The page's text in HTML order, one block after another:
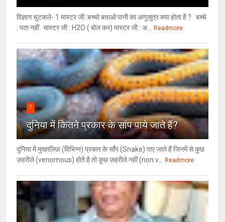
विज्ञान चुटकले- 1 मास्टर जी :बच्चो बताओ पानी का अणुसूत्र क्या होता है ? बच्चे
: पता नहीं मास्टर जी : H2O ( बोल कर) मास्टर जी : अ...
Readmore
7
दुनिया में कितने प्रकार के सांप पाये जाते हैं?
दुनिया में मुख्तलिफ़ (विभिन्न) प्रकार के साँप (Snake) पाए जाते हैं जिनमें से कुछ
ज़हरीले (venomous) होते है तो कुछ ज़हरीले नहीं (non v...
Readmore